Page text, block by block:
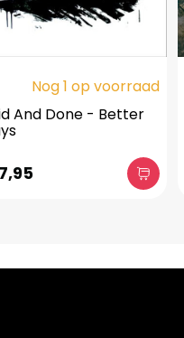
Nog 1 op voorraad
And Done - Better